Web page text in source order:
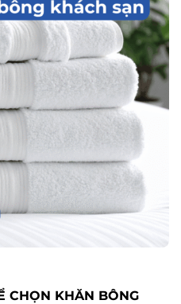
CHỌN KHĂN BÔNG